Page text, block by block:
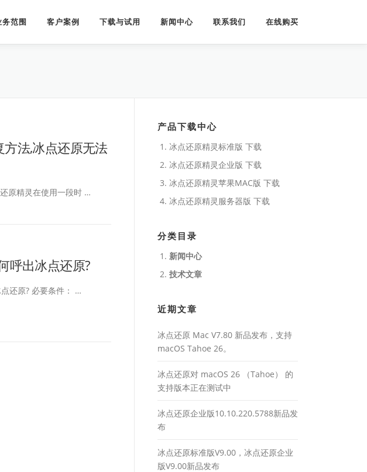
范围 客户案例 下载与试用 新闻中心 联系我们 在线购买
法,冰点还原无法
原精灵在使用一段时 …
呼出冰点还原?
还原? 必要条件： …
产品下载中心
冰点还原精灵标准版 下载
冰点还原精灵企业版 下载
冰点还原精灵苹果MAC版 下载
冰点还原精灵服务器版 下载
分类目录
新闻中心
技术文章
近期文章
冰点还原 Mac V7.80 新品发布，支持
macOS Tahoe 26。
冰点还原对 macOS 26 （Tahoe） 的
支持版本正在测试中
冰点还原企业版10.10.220.5788新品发
布
冰点还原标准版V9.00，冰点还原企业
版V9.00新品发布